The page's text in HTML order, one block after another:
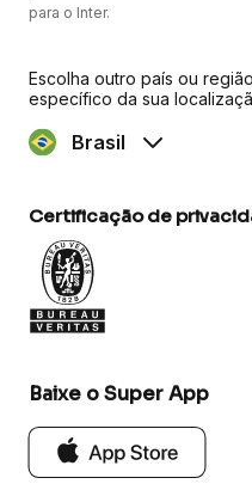
para o Inter.
Escolha outro país ou
específico da sua
Brasil
Certificação de
Baixe o Super App